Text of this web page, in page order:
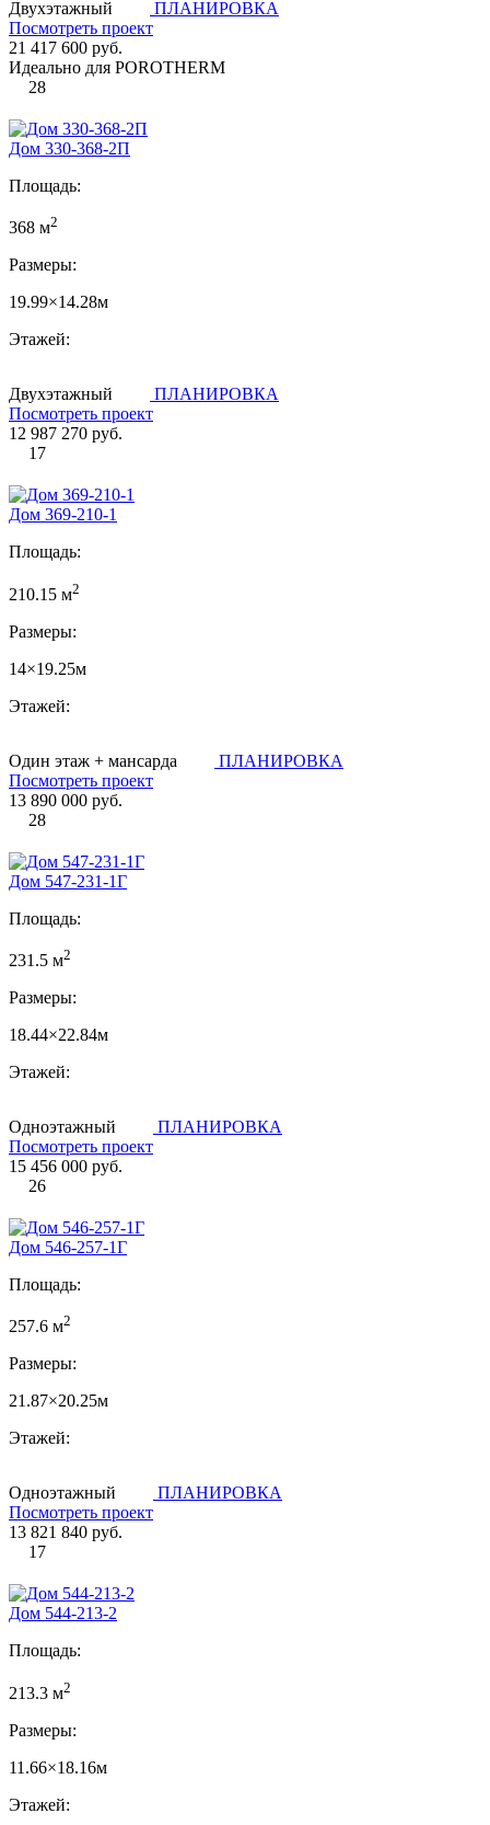
Двухэтажный
ПЛАНИРОВКА
Посмотреть проект
21 417 600 руб.
Идеально для POROTHERM
28
Дом 330-368-2П
Площадь:
368 м2
Размеры:
19.99×14.28м
Этажей:
Двухэтажный
ПЛАНИРОВКА
Посмотреть проект
12 987 270 руб.
17
Дом 369-210-1
Площадь:
210.15 м2
Размеры:
14×19.25м
Этажей:
Один этаж + мансарда
ПЛАНИРОВКА
Посмотреть проект
13 890 000 руб.
28
Дом 547-231-1Г
Площадь:
231.5 м2
Размеры:
18.44×22.84м
Этажей:
Одноэтажный
ПЛАНИРОВКА
Посмотреть проект
15 456 000 руб.
26
Дом 546-257-1Г
Площадь:
257.6 м2
Размеры:
21.87×20.25м
Этажей:
Одноэтажный
ПЛАНИРОВКА
Посмотреть проект
13 821 840 руб.
17
Дом 544-213-2
Площадь:
213.3 м2
Размеры:
11.66×18.16м
Этажей: